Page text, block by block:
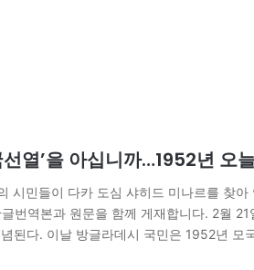
열’을 아십니까…1952년 오
시민들이 다카 도심 샤히드 미나르를 찾
번역본과 원문을 함께 게재합니다. 2월 21
념된다. 이날 방글라데시 국민은 1952년